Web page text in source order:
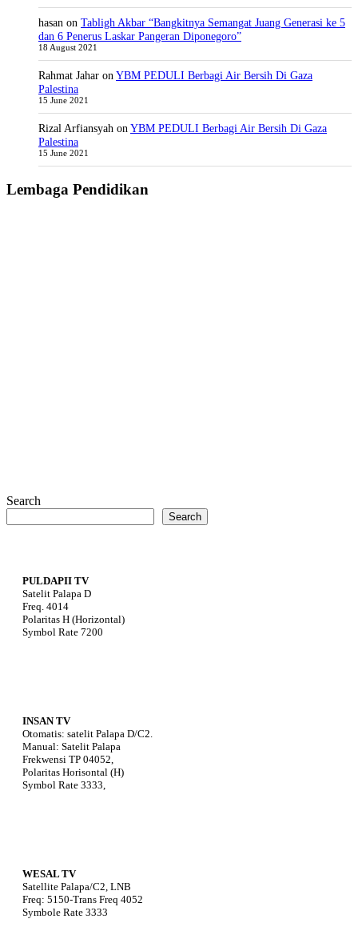
hasan on Tabligh Akbar “Bangkitnya Semangat Juang Generasi ke 5
dan 6 Penerus Laskar Pangeran Diponegoro”
18 August 2021
Rahmat Jahar on YBM PEDULI Berbagi Air Bersih Di Gaza
Palestina
15 June 2021
Rizal Arfiansyah on YBM PEDULI Berbagi Air Bersih Di Gaza
Palestina
15 June 2021
Lembaga Pendidikan
Search
Search
PULDAPII TV
Satelit Palapa D
Freq. 4014
Polaritas H (Horizontal)
Symbol Rate 7200
INSAN TV
Otomatis: satelit Palapa D/C2.
Manual: Satelit Palapa
Frekwensi TP 04052,
Polaritas Horisontal (H)
Symbol Rate 3333,
WESAL TV
Satellite Palapa/C2, LNB
Freq: 5150-Trans Freq 4052
Symbole Rate 3333